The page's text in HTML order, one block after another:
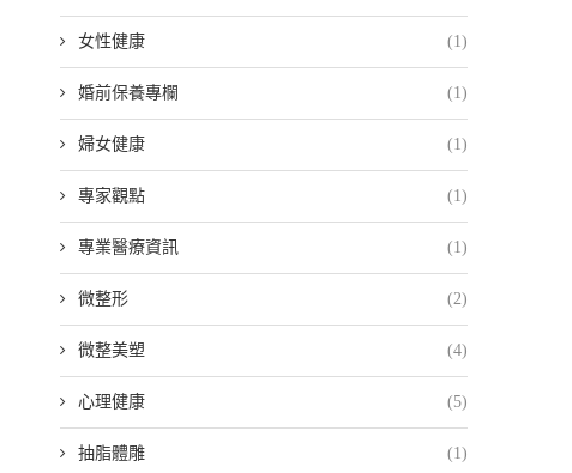
女性健康 (1)
婚前保養專欄 (1)
婦女健康 (1)
專家觀點 (1)
專業醫療資訊 (1)
微整形 (2)
微整美塑 (4)
心理健康 (5)
抽脂體雕 (1)